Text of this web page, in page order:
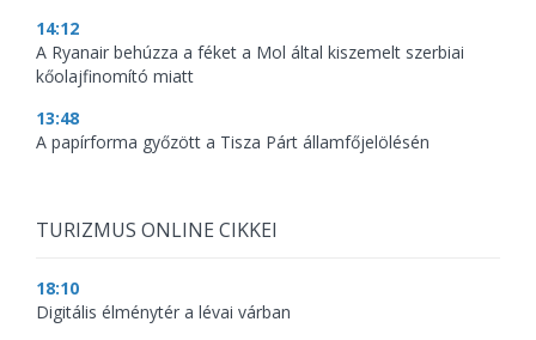
14:12
A Ryanair behúzza a féket a Mol által kiszemelt szerbiai
kőolajfinomító miatt
13:48
A papírforma győzött a Tisza Párt államfőjelölésén
TURIZMUS ONLINE CIKKEI
18:10
Digitális élménytér a lévai várban